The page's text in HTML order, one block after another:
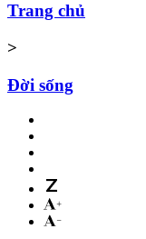
Trang chủ
>
Đời sống